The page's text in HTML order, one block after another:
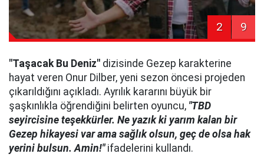
2 9
"Taşacak Bu Deniz" dizisinde Gezep karakterine
hayat veren Onur Dilber, yeni sezon öncesi projeden
çıkarıldığını açıkladı. Ayrılık kararını büyük bir
şaşkınlıkla öğrendiğini belirten oyuncu, "TBD
seyircisine teşekkürler. Ne yazık ki yarım kalan bir
Gezep hikayesi var ama sağlık olsun, geç de olsa hak
yerini bulsun. Amin!"ifadelerini kullandı.